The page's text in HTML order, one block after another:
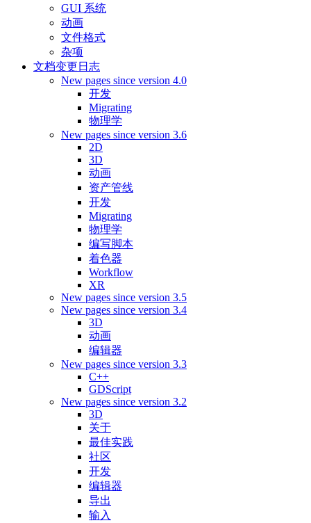
GUI 系统
动画
文件格式
杂项
文档变更日志
New pages since version 4.0
开发
Migrating
物理学
New pages since version 3.6
2D
3D
动画
资产管线
开发
Migrating
物理学
编写脚本
着色器
Workflow
XR
New pages since version 3.5
New pages since version 3.4
3D
动画
编辑器
New pages since version 3.3
C++
GDScript
New pages since version 3.2
3D
关于
最佳实践
社区
开发
编辑器
导出
输入